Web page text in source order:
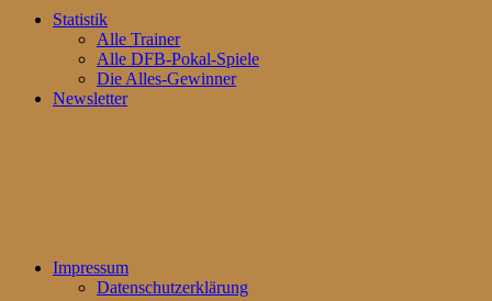
Statistik
Alle Trainer
Alle DFB-Pokal-Spiele
Die Alles-Gewinner
Newsletter
Impressum
Datenschutzerklärung